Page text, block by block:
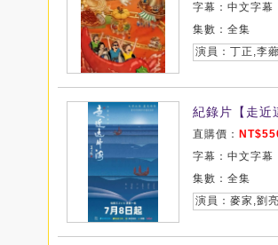
字幕：中文字幕
集數：全集
演員：丁正,李
紀錄片【走近
直購價：
字幕：中文字幕
集數：全集
演員：麥家,劉